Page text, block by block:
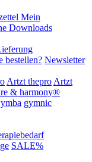
Mein
Downloads
bestellen? Newsletter
Artzt thepro Artzt
& harmony®
gymnic
SALE%